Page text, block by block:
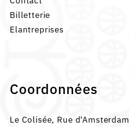
Billetterie
Elantreprises
Coordonnées
Le Colisée, Rue d'Amsterdam